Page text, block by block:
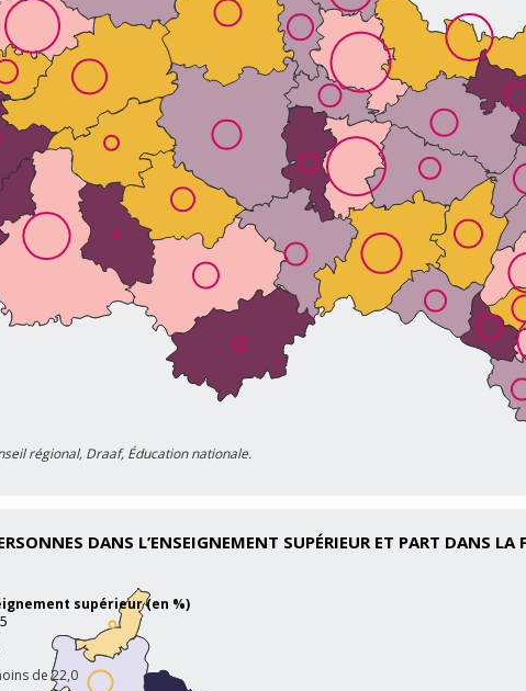
régional, Draaf, Éducation nationale.
DANS L’ENSEIGNEMENT SUPÉRIEUR ET PART DANS
de 22,0
supérieur (en %)